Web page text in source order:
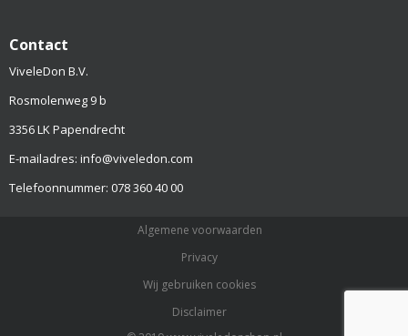
Contact
ViveleDon B.V.
Rosmolenweg 9 b
3356 LK Papendrecht
E-mailadres: info@viveledon.com
Telefoonnummer: 078 360 40 00
Algemene voorwaarden
Privacy
Wij gebruiken cookies
Disclaimer